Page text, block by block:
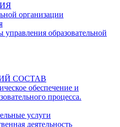
организации
управления образовательной
СОСТАВ
обеспечение и
процесса.
услуги
деятельность